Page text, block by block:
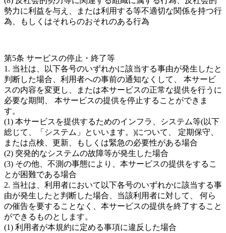
勢力に利益を与え、または利用する等不適切な関係を持つ行
為、もしくはそれらのおそれのある行為
第5条 サービスの停止・終了等
1. 当社は、以下各号のいずれかに該当する事由が発生したと
判断した場合、利用者への事前の通知なくして、 本サービ
スの内容を変更し、または本サービスの正常な提供を行うに
必要な期間、 本サービスの提供を停止することができま
す。
(1) 本サービスを提供するためのインフラ、システム等(以下
総じて、「システム」といいます。)について、 定期保守、
または点検、更新、もしくは緊急の必要性がある場合
(2) 突発的なシステムの故障等が発生した場合
(3) その他、不測の事態により、本サービスの提供をするこ
とが困難である場合
2. 当社は、利用者において以下各号のいずれかに該当する事
由が発生したと判断した場合、当該利用者に対して、 何ら
の催告を要することなく、本サービスの提供を終了すること
ができるものとします。
(1) 利用者が本規約に定める事項に違反した場合